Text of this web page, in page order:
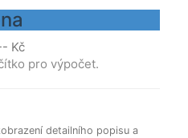
Kč
pro výpočet.
detailního popisu a